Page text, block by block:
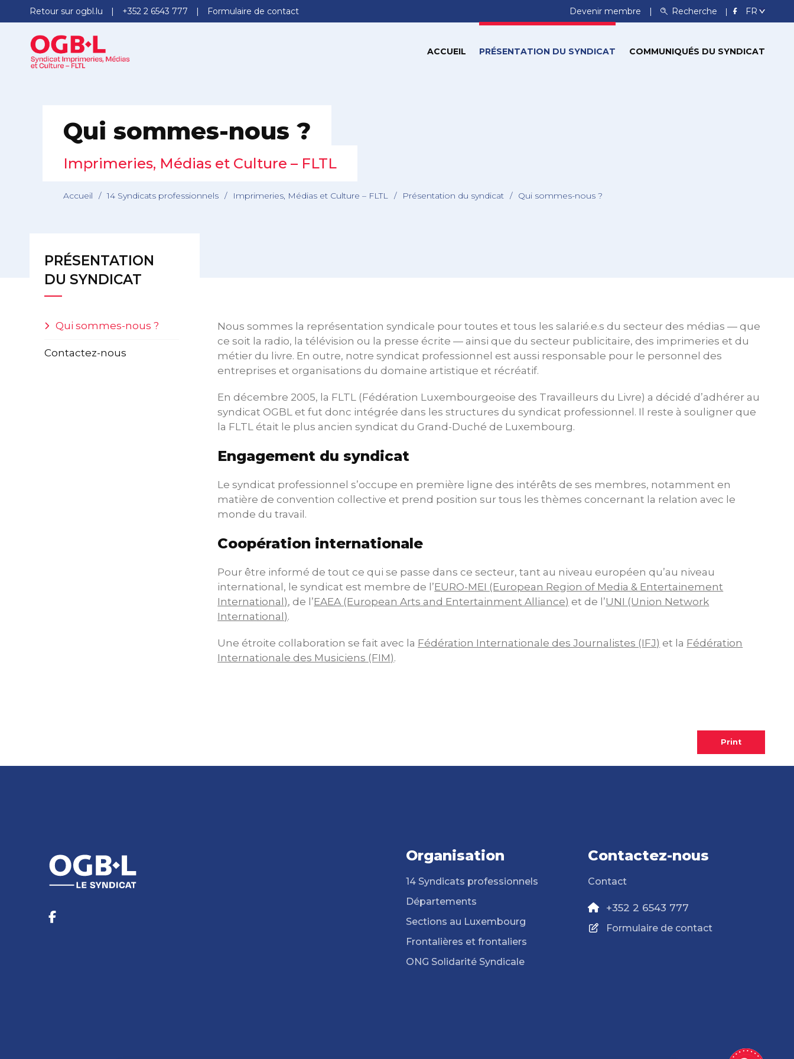
Retour sur ogbl.lu +352 2 6543 777 Formulaire de contact Devenir membre Recherche
ACCUEIL PRÉSENTATION DU SYNDICAT COMMUNIQUÉS DU SYNDICAT
Qui sommes-nous ?
Imprimeries, Médias et Culture – FLTL
Accueil / 14 Syndicats professionnels / Imprimeries, Médias et Culture – FLTL / Présentation du syndicat / Qui sommes-nous ?
PRÉSENTATION
DU SYNDICAT
Qui sommes-nous ?
Contactez-nous
Nous sommes la représentation syndicale pour toutes et tous les salarié.e.s du secteur des médias — que
ce soit la radio, la télévision ou la presse écrite — ainsi que du secteur publicitaire, des imprimeries et du
métier du livre. En outre, notre syndicat professionnel est aussi responsable pour le personnel des
entreprises et organisations du domaine artistique et récréatif.
En décembre 2005, la FLTL (Fédération Luxembourgeoise des Travailleurs du Livre) a décidé d’adhérer au
syndicat OGBL et fut donc intégrée dans les structures du syndicat professionnel. Il reste à souligner que
la FLTL était le plus ancien syndicat du Grand-Duché de Luxembourg.
Engagement du syndicat
Le syndicat professionnel s’occupe en première ligne des intérêts de ses membres, notamment en
matière de convention collective et prend position sur tous les thèmes concernant la relation avec le
monde du travail.
Coopération internationale
Pour être informé de tout ce qui se passe dans ce secteur, tant au niveau européen qu’au niveau
international, le syndicat est membre de l’EURO-MEI (European Region of Media & Entertainement
International), de l’EAEA (European Arts and Entertainment Alliance) et de l’UNI (Union Network
International).
Une étroite collaboration se fait avec la Fédération Internationale des Journalistes (IFJ) et la Fédération
Internationale des Musiciens (FIM).
Print
Organisation
14 Syndicats professionnels
Départements
Sections au Luxembourg
Frontalières et frontaliers
ONG Solidarité Syndicale
Contactez-nous
Contact
+352 2 6543 777
Formulaire de contact